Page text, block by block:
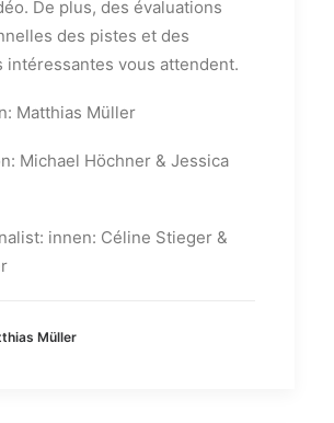
De plus, des évaluations
des pistes et des
intéressantes vous attendent.
Matthias Müller
Michael Höchner & Jessica
innen: Céline Stieger &
Müller